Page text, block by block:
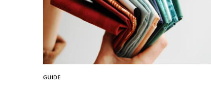
GUIDE